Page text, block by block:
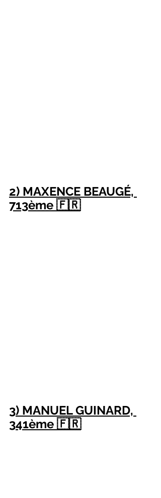
2) MAXENCE BEAUGÉ,
713ème 🇫🇷
3) MANUEL GUINARD,
341ème 🇫🇷